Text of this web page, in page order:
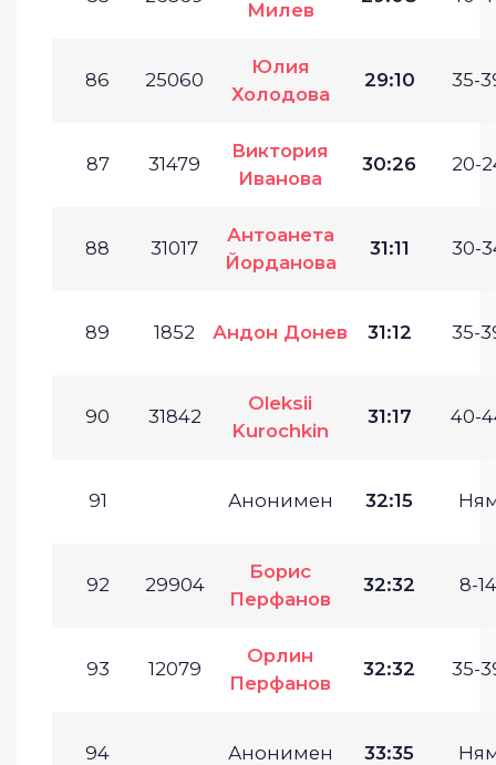
Милев
86 25060
Юлия
Холодова
29:10 35-
87 31479
Виктория
Иванова
30:26 20-
88 31017
Антоанета
Йорданова
31:11 30-
89 1852 Андон Донев 31:12 35-
90 31842
Oleksii
Kurochkin
31:17 40-
91 Анонимен 32:15
92 29904
Борис
Перфанов
32:32 8-
93 12079
Орлин
Перфанов
32:32 35-
94 Анонимен 33:35